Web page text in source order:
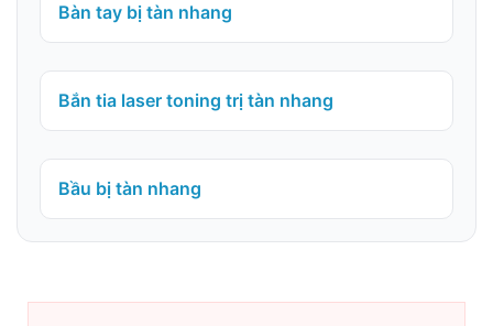
Bàn tay bị tàn nhang
Bắn tia laser toning trị tàn nhang
Bầu bị tàn nhang